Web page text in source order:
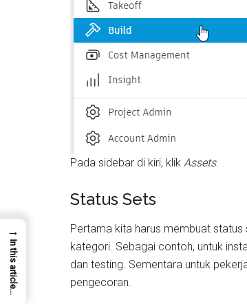
Pada sidebar di kiri, klik Assets.
Status Sets
Pertama kita harus membuat
kategori. Sebagai contoh, untuk
dan testing. Sementara untuk
pengecoran.
→
In this article...